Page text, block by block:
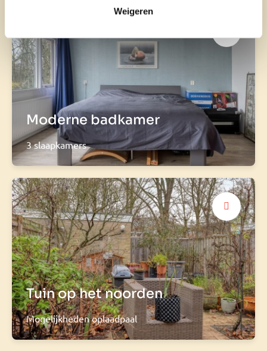
Weigeren
Moderne badkamer
3 slaapkamers
Tuin op het noorden
Mogelijkheden oplaadpaal